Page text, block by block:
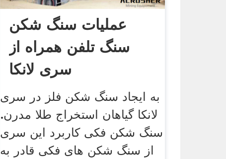
عملیات سنگ شکن
سنگ تلفن همراه از
سری لانکا
به ایجاد سنگ شکن فلز در سری
لانکا گیاهان استخراج طلا مدرن.
سنگ شکن فکی کاربرد این سری
از سنگ شکن های فکی قادر به